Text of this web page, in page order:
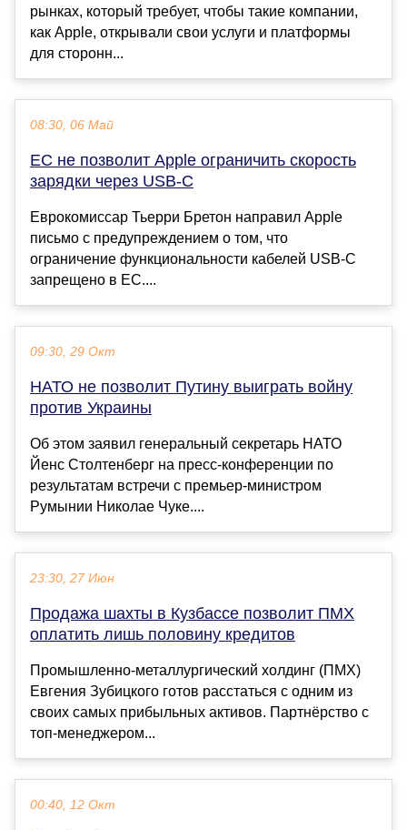
рынках, который требует, чтобы такие компании,
как Apple, открывали свои услуги и платформы
для сторонн...
08:30, 06 Май
ЕС не позволит Apple ограничить скорость
зарядки через USB-C
Еврокомиссар Тьерри Бретон направил Apple
письмо с предупреждением о том, что
ограничение функциональности кабелей USB-C
запрещено в ЕС....
09:30, 29 Окт
НАТО не позволит Путину выиграть войну
против Украины
Об этом заявил генеральный секретарь НАТО
Йенс Столтенберг на пресс-конференции по
результатам встречи с премьер-министром
Румынии Николае Чуке....
23:30, 27 Июн
Продажа шахты в Кузбассе позволит ПМХ
оплатить лишь половину кредитов
Промышленно-металлургический холдинг (ПМХ)
Евгения Зубицкого готов расстаться с одним из
своих самых прибыльных активов. Партнёрство с
топ-менеджером...
00:40, 12 Окт